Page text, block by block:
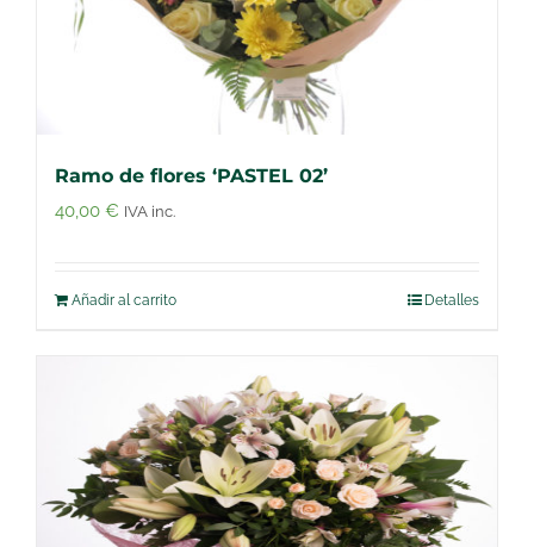
Ramo de flores ‘PASTEL 02’
40,00 € IVA inc.
Añadir al carrito Detalles